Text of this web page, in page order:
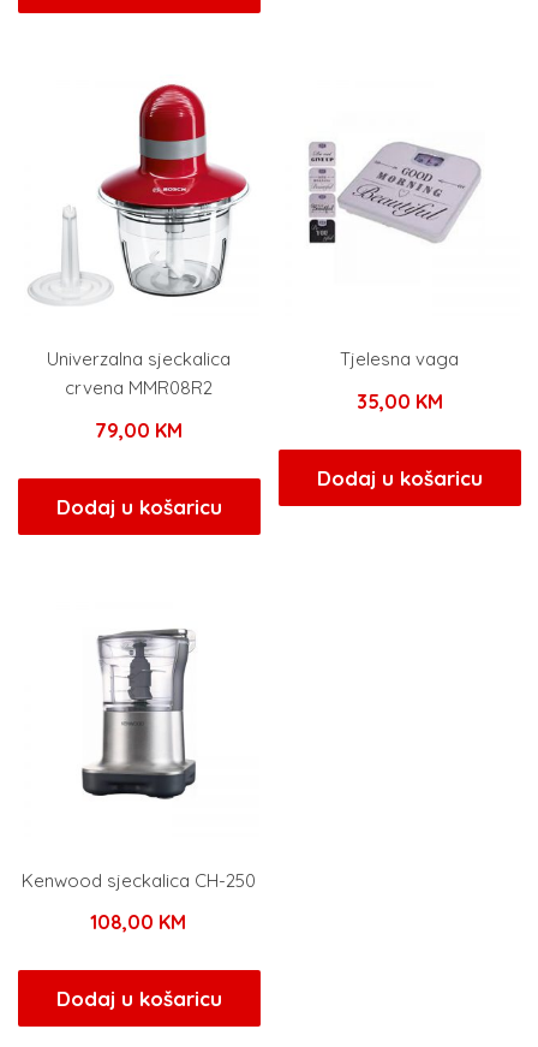
Univerzalna sjeckalica
crvena MMR08R2
79,00 KM
Dodaj u košaricu
Tjelesna vaga
35,00 KM
Dodaj u košaricu
Kenwood sjeckalica CH-250
108,00 KM
Dodaj u košaricu